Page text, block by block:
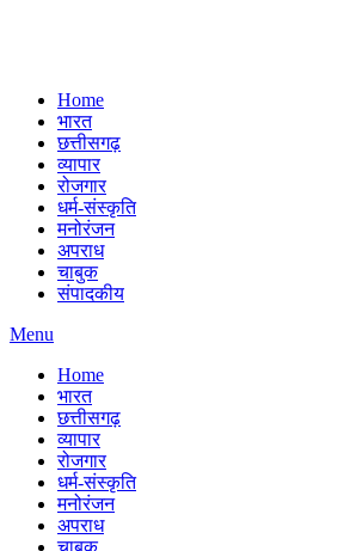
Home
भारत
छत्तीसगढ़
व्यापार
रोजगार
धर्म-संस्कृति
मनोरंजन
अपराध
चाबुक
संपादकीय
Menu
Home
भारत
छत्तीसगढ़
व्यापार
रोजगार
धर्म-संस्कृति
मनोरंजन
अपराध